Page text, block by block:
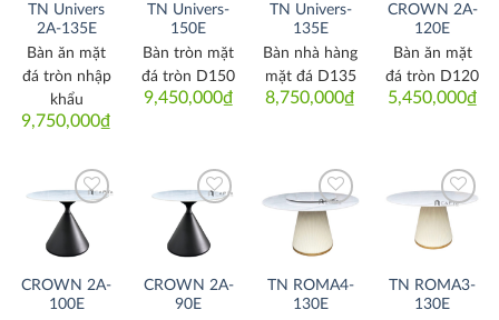
TN Univers
2A-135E
9,750,000₫
Bàn ăn mặt
đá tròn nhập
khẩu
TN Univers-
150E
9,450,000₫
Bàn tròn mặt
đá tròn D150
TN Univers-
135E
8,750,000₫
Bàn nhà hàng
mặt đá D135
CROWN 2A-
120E
5,450,000₫
Bàn ăn mặt
đá tròn D120
Thích
CROWN 2A-
100E
Thích
CROWN 2A-
90E
Thích
TN ROMA4-
130E
Thích
TN ROMA3-
130E